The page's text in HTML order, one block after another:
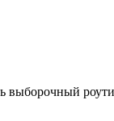
выборочный